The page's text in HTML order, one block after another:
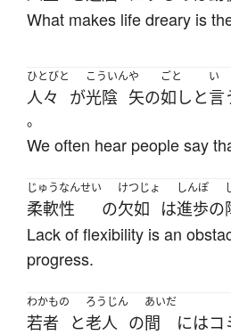
What makes life dreary is
ひとびと
人々 が
こういん
光陰
や
矢の
ごと
如し と
い
言
。
We often hear people say
じゅうなんせい
柔軟性 の
けつじょ
欠如 は
しんぽ
進歩の
Lack of flexibility is an
progress.
わかもの
若者 と
ろうじん
老人 の
あいだ
間 にはコ